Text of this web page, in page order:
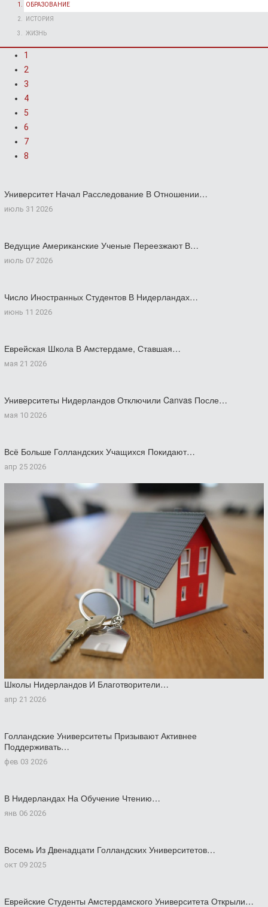
ОБРАЗОВАНИЕ
ИСТОРИЯ
ЖИЗНЬ
1
2
3
4
5
6
7
8
Университет Начал Расследование В Отношении…
июль 31 2026
Ведущие Американские Ученые Переезжают В…
июль 07 2026
Число Иностранных Студентов В Нидерландах…
июнь 11 2026
Еврейская Школа В Амстердаме, Ставшая…
мая 21 2026
Университеты Нидерландов Отключили Canvas После…
мая 10 2026
Всё Больше Голландских Учащихся Покидают…
апр 25 2026
Школы Нидерландов И Благотворители…
апр 21 2026
Голландские Университеты Призывают Активнее
Поддерживать…
фев 03 2026
В Нидерландах На Обучение Чтению…
янв 06 2026
Восемь Из Двенадцати Голландских Университетов…
окт 09 2025
Еврейские Студенты Амстердамского Университета Открыли…